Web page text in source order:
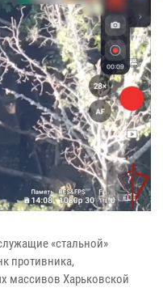
«стальной»
противника,
массивов Харьковской